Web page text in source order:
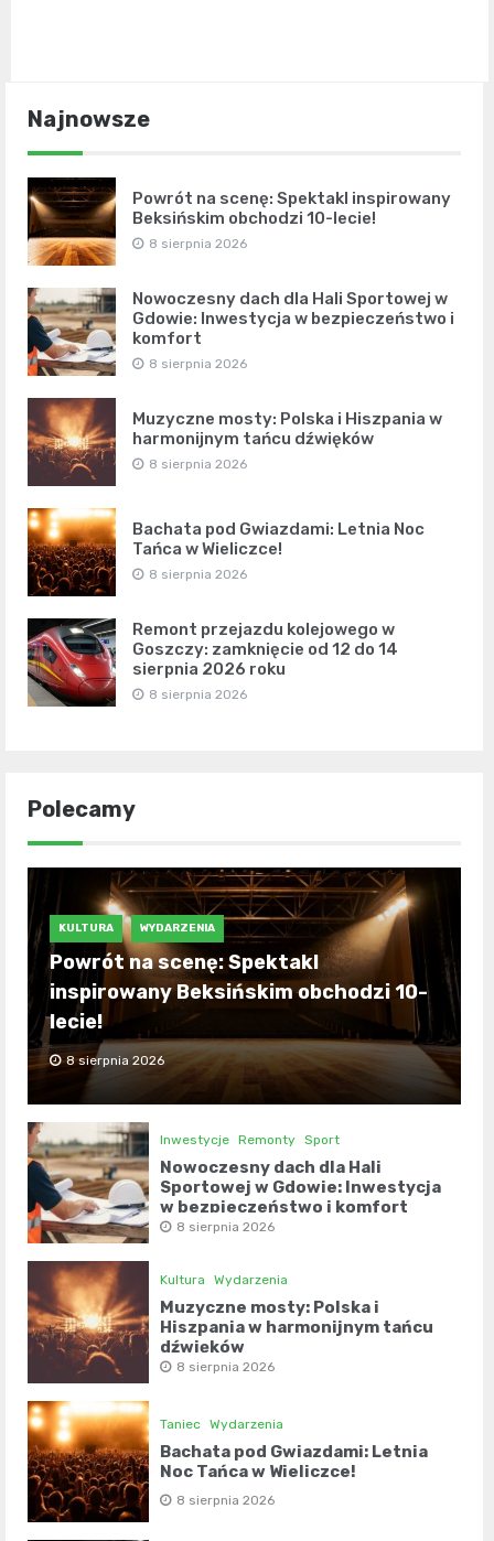
Najnowsze
Powrót na scenę: Spektakl inspirowany
Beksińskim obchodzi 10-lecie!
8 sierpnia 2026
Nowoczesny dach dla Hali Sportowej w
Gdowie: Inwestycja w bezpieczeństwo i
komfort
8 sierpnia 2026
Muzyczne mosty: Polska i Hiszpania w
harmonijnym tańcu dźwięków
8 sierpnia 2026
Bachata pod Gwiazdami: Letnia Noc
Tańca w Wieliczce!
8 sierpnia 2026
Remont przejazdu kolejowego w
Goszczy: zamknięcie od 12 do 14
sierpnia 2026 roku
8 sierpnia 2026
Polecamy
KULTURA WYDARZENIA
Powrót na scenę: Spektakl
inspirowany Beksińskim obchodzi 10-
lecie!
8 sierpnia 2026
Inwestycje Remonty Sport
Nowoczesny dach dla Hali
Sportowej w Gdowie: Inwestycja
w bezpieczeństwo i komfort
8 sierpnia 2026
Kultura Wydarzenia
Muzyczne mosty: Polska i
Hiszpania w harmonijnym tańcu
dźwięków
8 sierpnia 2026
Taniec Wydarzenia
Bachata pod Gwiazdami: Letnia
Noc Tańca w Wieliczce!
8 sierpnia 2026